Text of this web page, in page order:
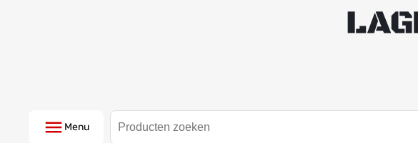
Menu